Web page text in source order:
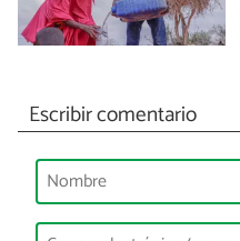
Escribir comentario